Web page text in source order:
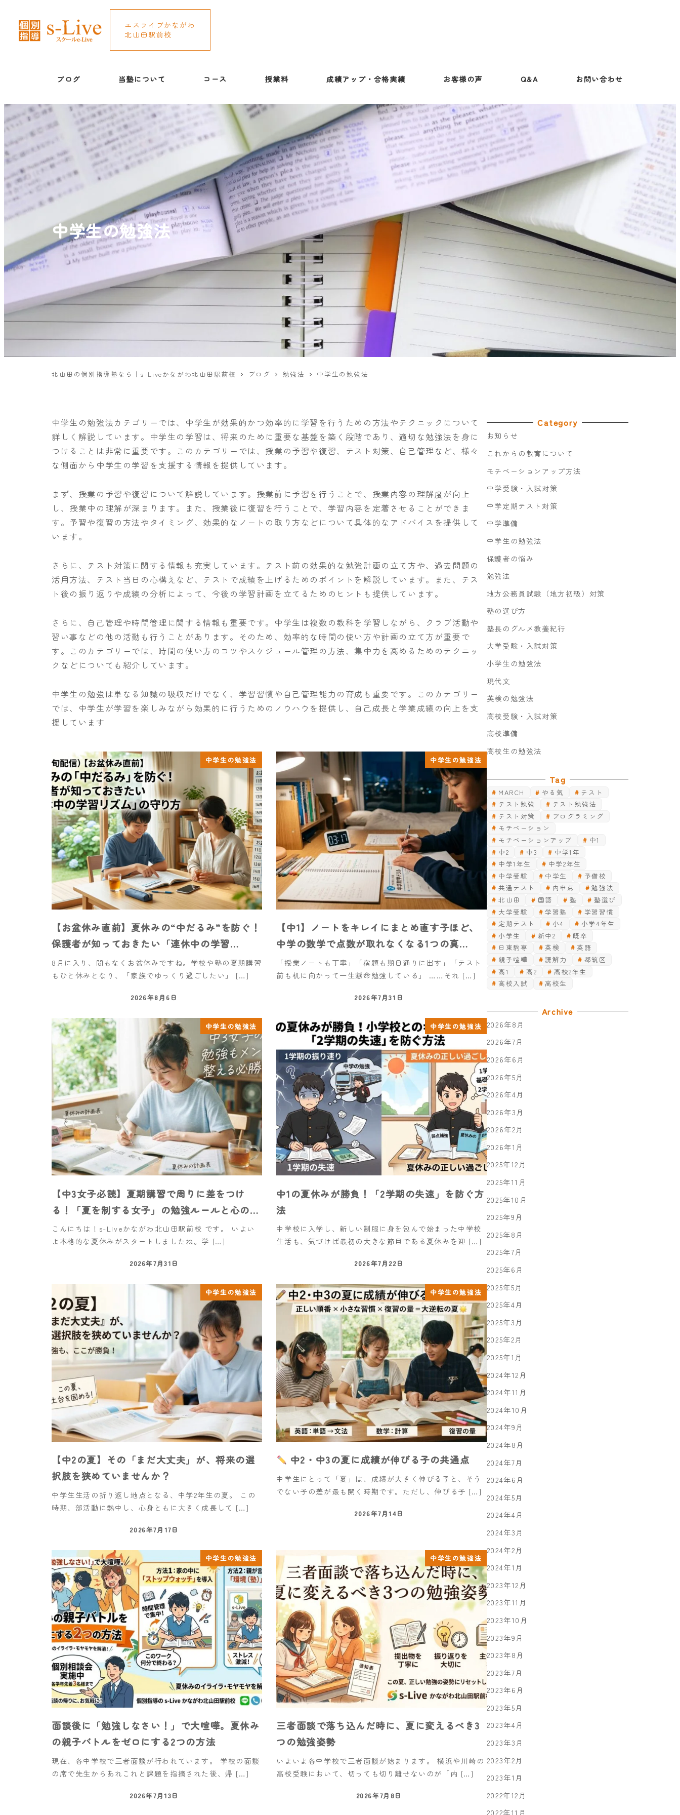
エスライブかながわ
北山田駅前校
ブログ 当塾について コース 授業料 成績アップ・合格実績 お客様の声 Q&A お問い合わせ
中学生の勉強法
北山田の個別指導塾なら｜s-Liveかながわ北山田駅前校 ブログ 勉強法 中学生の勉強法
中学生の勉強法カテゴリーでは、中学生が効果的かつ効率的に学習を行うための方法やテクニックについて
詳しく解説しています。中学生の学習は、将来のために重要な基盤を築く段階であり、適切な勉強法を身に
つけることは非常に重要です。このカテゴリーでは、授業の予習や復習、テスト対策、自己管理など、様々
な側面から中学生の学習を支援する情報を提供しています。
まず、授業の予習や復習について解説しています。授業前に予習を行うことで、授業内容の理解度が向上
し、授業中の理解が深まります。また、授業後に復習を行うことで、学習内容を定着させることができま
す。予習や復習の方法やタイミング、効果的なノートの取り方などについて具体的なアドバイスを提供して
います。
さらに、テスト対策に関する情報も充実しています。テスト前の効果的な勉強計画の立て方や、過去問題の
活用方法、テスト当日の心構えなど、テストで成績を上げるためのポイントを解説しています。また、テス
ト後の振り返りや成績の分析によって、今後の学習計画を立てるためのヒントも提供しています。
さらに、自己管理や時間管理に関する情報も重要です。中学生は複数の教科を学習しながら、クラブ活動や
習い事などの他の活動も行うことがあります。そのため、効率的な時間の使い方や計画の立て方が重要で
す。このカテゴリーでは、時間の使い方のコツやスケジュール管理の方法、集中力を高めるためのテクニッ
クなどについても紹介しています。
中学生の勉強は単なる知識の吸収だけでなく、学習習慣や自己管理能力の育成も重要です。このカテゴリー
では、中学生が学習を楽しみながら効果的に行うためのノウハウを提供し、自己成長と学業成績の向上を支
援しています
中学生の勉強法
【お盆休み直前】夏休みの“中だるみ”を防ぐ！
保護者が知っておきたい「連休中の学習…
8月に入り、間もなくお盆休みですね。学校や塾の夏期講習
もひと休みとなり、「家族でゆっくり過ごしたい」 […]
2026年8月6日
中学生の勉強法
【中1】ノートをキレイにまとめ直す子ほど、
中学の数学で点数が取れなくなる1つの真…
「授業ノートも丁寧」「宿題も期日通りに出す」「テスト
前も机に向かって一生懸命勉強している」 ……それ […]
2026年7月31日
中学生の勉強法
【中3女子必読】夏期講習で周りに差をつけ
る！「夏を制する女子」の勉強ルールと心の…
こんにちは！s-Liveかながわ北山田駅前校 です。 いよい
よ本格的な夏休みがスタートしましたね。学 […]
2026年7月31日
中学生の勉強法
中1の夏休みが勝負！「2学期の失速」を防ぐ方
法
中学校に入学し、新しい制服に身を包んで始まった中学校
生活も、気づけば最初の大きな節目である夏休みを迎 […]
2026年7月22日
中学生の勉強法
【中2の夏】その「まだ大丈夫」が、将来の選
択肢を狭めていませんか？
中学生生活の折り返し地点となる、中学2年生の夏。 この
時期、部活動に熱中し、心身ともに大きく成長して […]
2026年7月17日
中学生の勉強法
中2・中3の夏に成績が伸びる子の共通点
中学生にとって「夏」は、成績が大きく伸びる子と、そう
でない子の差が最も開く時期です。ただし、伸びる子 […]
2026年7月14日
中学生の勉強法
面談後に「勉強しなさい！」で大喧嘩。夏休み
の親子バトルをゼロにする2つの方法
現在、各中学校で三者面談が行われています。 学校の面談
の席で先生からあれこれと課題を指摘された後、帰 […]
2026年7月13日
中学生の勉強法
三者面談で落ち込んだ時に、夏に変えるべき3
つの勉強姿勢
いよいよ各中学校で三者面談が始まります。 横浜や川崎の
高校受験において、切っても切り離せないのが「内 […]
2026年7月8日
Category
お知らせ
これからの教育について
モチベーションアップ方法
中学受験・入試対策
中学定期テスト対策
中学準備
中学生の勉強法
保護者の悩み
勉強法
地方公務員試験（地方初級）対策
塾の選び方
塾長のグルメ教養紀行
大学受験・入試対策
小学生の勉強法
現代文
英検の勉強法
高校受験・入試対策
高校準備
高校生の勉強法
Tag
MARCH やる気
テスト
テスト勉強
テスト勉強法
テスト対策
プログラミング
モチベーション
モチベーションアップ
中1
中2
中3
中学1年
中学1年生
中学2年生
中学受験
中学生
予備校
共通テスト
内申点
勉強法
北山田
国語 塾
塾選び
大学受験
学習塾
学習習慣
定期テスト
小4
小学4年生
小学生
新中2
既卒
日東駒専
英検
英語
親子喧嘩
読解力
都筑区
高1
高2
高校2年生
高校入試
高校生
Archive
2026年8月
2026年7月
2026年6月
2026年5月
2026年4月
2026年3月
2026年2月
2026年1月
2025年12月
2025年11月
2025年10月
2025年9月
2025年8月
2025年7月
2025年6月
2025年5月
2025年4月
2025年3月
2025年2月
2025年1月
2024年12月
2024年11月
2024年10月
2024年9月
2024年8月
2024年7月
2024年6月
2024年5月
2024年4月
2024年3月
2024年2月
2024年1月
2023年12月
2023年11月
2023年10月
2023年9月
2023年8月
2023年7月
2023年6月
2023年5月
2023年4月
2023年3月
2023年2月
2023年1月
2022年12月
2022年11月